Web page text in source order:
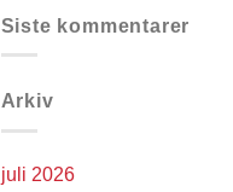
Siste kommentarer
Arkiv
juli 2026